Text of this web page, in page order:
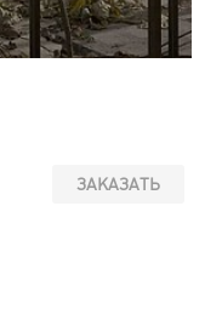
ЗАКАЗАТЬ